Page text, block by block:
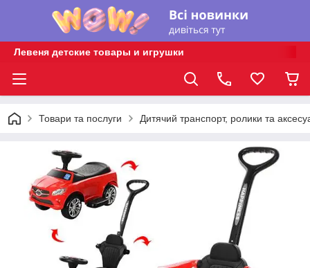
Левеня детские товары и игрушки
Товари та послуги Дитячий транспорт, ролики та